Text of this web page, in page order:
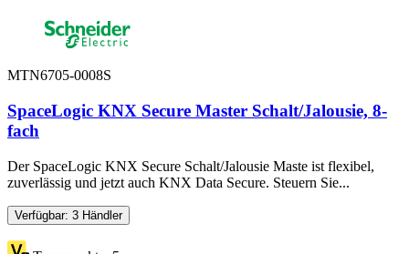
MTN6705-0008S
SpaceLogic KNX Secure Master Schalt/Jalousie, 8-
fach
Der SpaceLogic KNX Secure Schalt/Jalousie Maste ist flexibel,
zuverlässig und jetzt auch KNX Data Secure. Steuern Sie...
Verfügbar: 3 Händler